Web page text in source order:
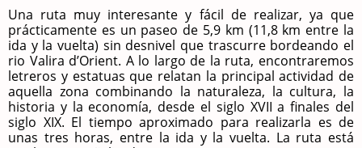
Una ruta muy interesante y fácil de realizar, ya que
prácticamente es un paseo de 5,9 km (11,8 km entre la
ida y la vuelta) sin desnivel que trascurre bordeando el
rio Valira d’Orient. A lo largo de la ruta, encontraremos
letreros y estatuas que relatan la principal actividad de
aquella zona combinando la naturaleza, la cultura, la
historia y la economía, desde el siglo XVII a finales del
siglo XIX. El tiempo aproximado para realizarla es de
unas tres horas, entre la ida y la vuelta. La ruta está